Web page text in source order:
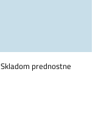
Skladom prednostne